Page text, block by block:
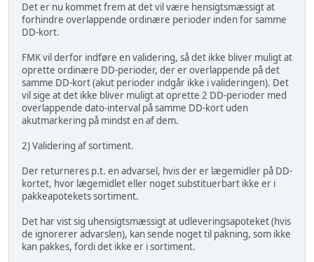
Det er nu kommet frem at det vil være hensigtsmæssigt at
forhindre overlappende ordinære perioder inden for samme
DD-kort.
FMK vil derfor indføre en validering, så det ikke bliver muligt at
oprette ordinære DD-perioder, der er overlappende på det
samme DD-kort (akut perioder indgår ikke i valideringen). Det
vil sige at det ikke bliver muligt at oprette 2 DD-perioder med
overlappende dato-interval på samme DD-kort uden
akutmarkering på mindst en af dem.
2) Validering af sortiment.
Der returneres p.t. en advarsel, hvis der er lægemidler på DD-
kortet, hvor lægemidlet eller noget substituerbart ikke er i
pakkeapotekets sortiment.
Det har vist sig uhensigtsmæssigt at udleveringsapoteket (hvis
de ignorerer advarslen), kan sende noget til pakning, som ikke
kan pakkes, fordi det ikke er i sortiment.